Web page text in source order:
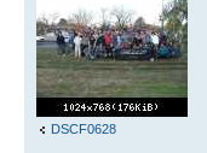
DSCF0628